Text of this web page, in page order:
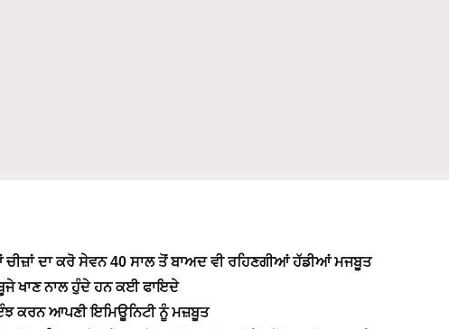
ਦਾ ਕਰੋ ਸੇਵਨ 40 ਸਾਲ ਤੋਂ ਬਾਅਦ ਵੀ ਰਹਿਣਗੀਆਂ ਹੱਡੀਆਂ ਮਜਬੂਤ
ਖਾਣ ਨਾਲ ਹੁੰਦੇ ਹਨ ਕਈ ਫਾਇਦੇ
ਕਰਨ ਆਪਣੀ ਇਮਿਊਨਿਟੀ ਨੂੰ ਮਜ਼ਬੂਤ